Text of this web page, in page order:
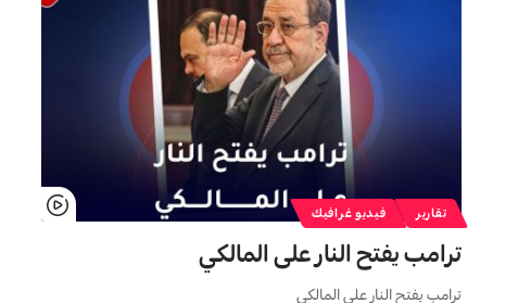
تقارير فيديو غرافيك
ترامب یفتح النار علی المالکي
ترامب یفتح النار علی المالکي